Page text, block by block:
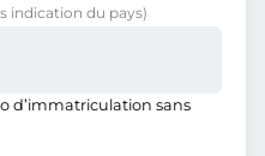
indication du pays)
d’immatriculation sans